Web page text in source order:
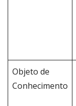
Objeto de
Conhecimento